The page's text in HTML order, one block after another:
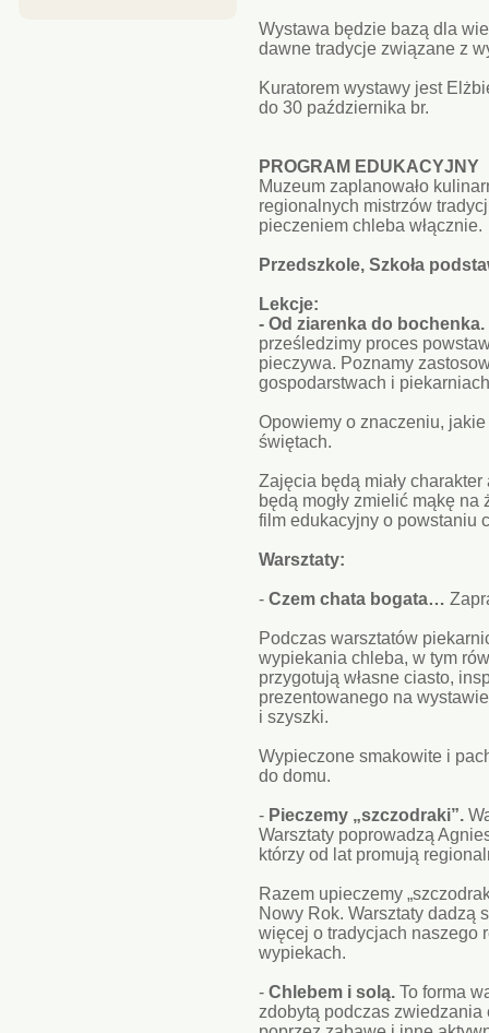
Wystawa będzie bazą dla
dawne tradycje związane z
Kuratorem wystawy jest
do 30 października br.
PROGRAM EDUKACYJNY
Muzeum zaplanowało
regionalnych mistrzów
pieczeniem chleba włącznie.
Przedszkole, Szkoła
Lekcje:
- Od ziarenka do bochenka.
prześledzimy proces
pieczywa. Poznamy
gospodarstwach i
Opowiemy o znaczeniu,
świętach.
Zajęcia będą miały
będą mogły zmielić mąkę
film edukacyjny o powstaniu
Warsztaty:
- Czem chata bogata…
Podczas warsztatów
wypiekania chleba, w tym
przygotują własne ciasto,
prezentowanego na
i szyszki.
Wypieczone smakowite i
do domu.
- Pieczemy „szczodraki”.
Warsztaty poprowadzą
którzy od lat promują
Razem upieczemy
Nowy Rok. Warsztaty dadzą
więcej o tradycjach naszego
wypiekach.
- Chlebem i solą. To forma
zdobytą podczas